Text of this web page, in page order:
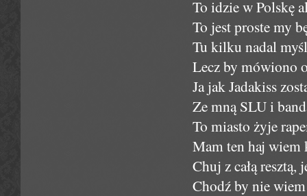
To idzie w Polskę
To jest proste my
Tu kilku nadal
Lecz by mówiono
Ja jak Jadakiss
Ze mną SLU i
To miasto żyje
Mam ten haj wiem
Chuj z całą resztą,
Chodź by nie